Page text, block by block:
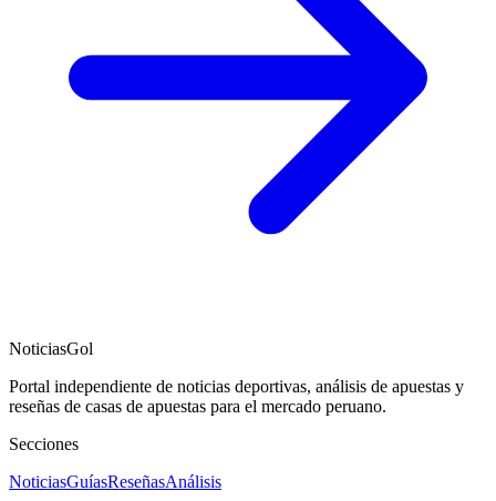
NoticiasGol
Portal independiente de noticias deportivas, análisis de apuestas y
reseñas de casas de apuestas para el mercado peruano.
Secciones
NoticiasGuíasReseñasAnálisis